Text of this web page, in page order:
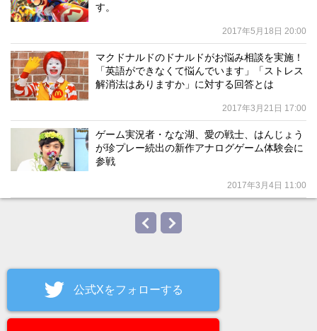
す。
2017年5月18日 20:00
マクドナルドのドナルドがお悩み相談を実施！
「英語ができなくて悩んでいます」「ストレス
解消法はありますか」に対する回答とは
2017年3月21日 17:00
ゲーム実況者・なな湖、愛の戦士、はんじょう
が珍プレー続出の新作アナログゲーム体験会に
参戦
2017年3月4日 11:00
公式Xをフォローする